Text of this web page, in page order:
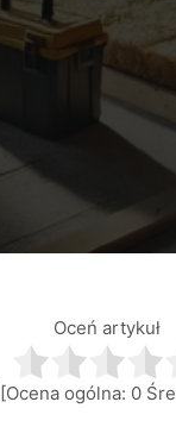
Oceń artykuł
[Ocena ogólna: 0